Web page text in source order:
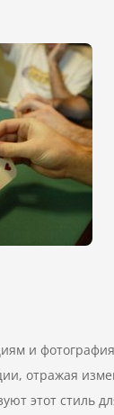
и
отражая
этот стиль